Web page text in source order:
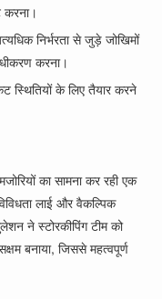
निर्भरता से जुड़े जोखिमों
करना।
स्थितियों के लिए तैयार करने
का सामना कर रही एक
लाई और वैकल्पिक
ने स्टोरकीपिंग टीम को
बनाया, जिससे महत्वपूर्ण